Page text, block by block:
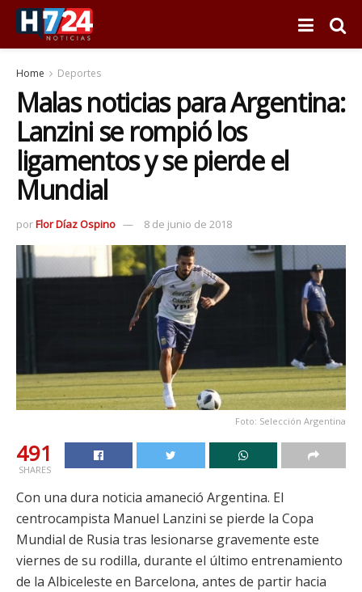
Home Deportes
Malas noticias para Argentina:
Lanzini se rompió los
ligamentos y se pierde el
Mundial
porFlor Díaz Ospino 8 de junio de 2018
Foto: Selección Argentina
491
SHARES
Con una dura noticia amaneció Argentina. El
centrocampista Manuel Lanzini se pierde la Copa
Mundial de Rusia tras lesionarse gravemente este
viernes de su rodilla, durante el último entrenamiento
de la Albiceleste en Barcelona, antes de partir hacia